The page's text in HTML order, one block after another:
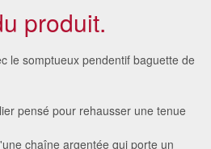
produit.
le somptueux pendentif baguette de
pensé pour rehausser une tenue
chaîne argentée qui porte un